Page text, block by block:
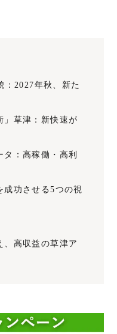
：2027年秋、新た
」草津：新快速が
：高稼働・高利
成功させる5つの視
、高収益の草津ア